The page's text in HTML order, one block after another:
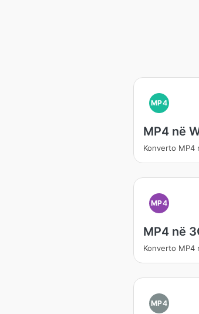
MP4
MP4 në
Konverto MP4
MP4
MP4 në
Konverto MP4
MP4